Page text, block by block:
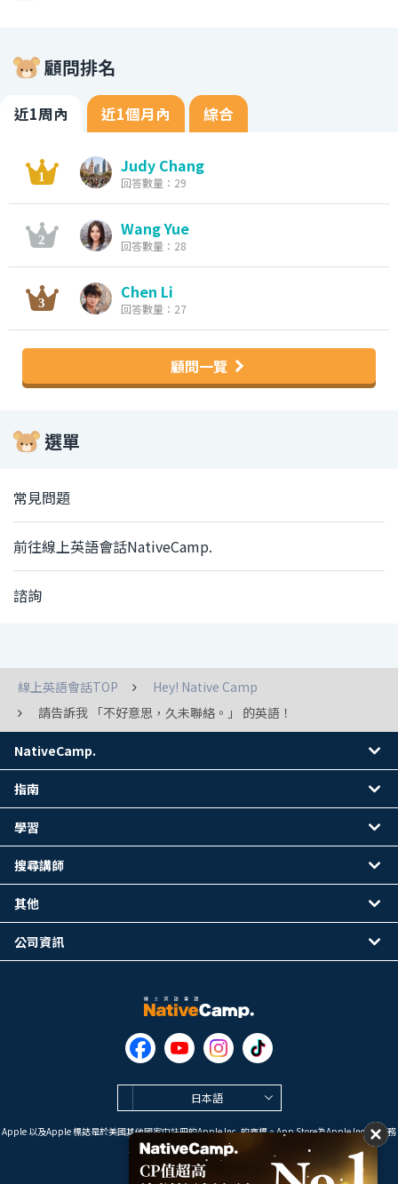
顧問排名
近1周內 近1個月內 綜合
Judy Chang
回答數量：29
Wang Yue
回答數量：28
Chen Li
回答數量：27
顧問一覽
選單
常見問題
前往線上英語會話NativeCamp.
諮詢
線上英語會話TOP
Hey! Native Camp
請告訴我 「不好意思，久未聯絡。」 的英語！
日本語
Apple 以及Apple 標誌是於美國其他國家中註冊的Apple Inc. 的商標。App Store為Apple Inc. 的服務
標誌。
Google Play是 Google LLC 的商標。
NativeCamp.
指南
學習
搜尋講師
其他
公司資訊